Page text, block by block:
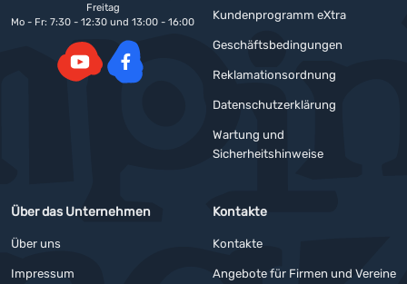
Kundenprogramm eXtra
Geschäftsbedingungen
Reklamationsordnung
Datenschutzerklärung
Wartung und
Sicherheitshinweise
Über das Unternehmen
Über uns
Impressum
Kontakte
Kontakte
Angebote für Firmen und Vereine
Freitag
Mo - Fr: 7:30 - 12:30 und 13:00 - 16:00